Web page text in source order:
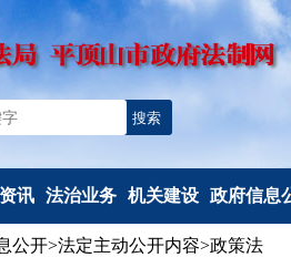
讯 法治业务 机关建设 政府信息
公开>法定主动公开内容>政策法